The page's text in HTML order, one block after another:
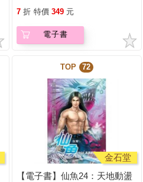
7 折 特價 349 元
電子書
TOP 72
金石堂
【電子書】仙魚24：天地動盪